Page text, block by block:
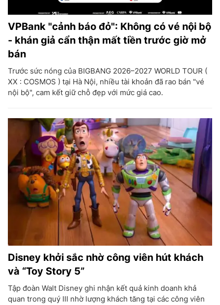
VPBank "cảnh báo đỏ": Không có vé nội bộ
- khán giả cẩn thận mất tiền trước giờ mở
bán
Trước sức nóng của BIGBANG 2026–2027 WORLD TOUR (
XX : COSMOS ) tại Hà Nội, nhiều tài khoản đã rao bán "vé
nội bộ", cam kết giữ chỗ đẹp với mức giá cao.
Disney khởi sắc nhờ công viên hút khách
và “Toy Story 5”
Tập đoàn Walt Disney ghi nhận kết quả kinh doanh khả
quan trong quý III nhờ lượng khách tăng tại các công viên